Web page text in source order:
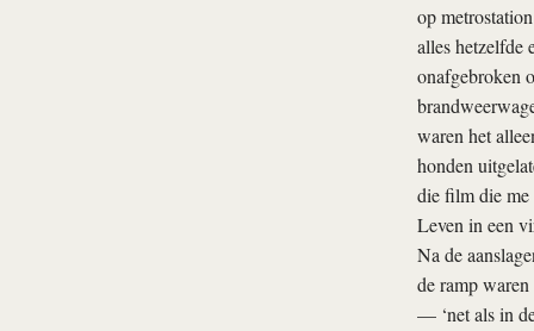
op
alles hetzelfde
onafgebroken
waren het
honden
die film die me
Leven in een
Na de
de ramp
— ‘net als in